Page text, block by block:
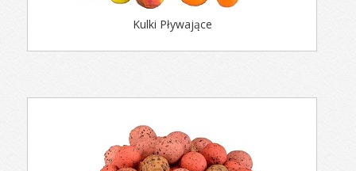
Kulki Pływające